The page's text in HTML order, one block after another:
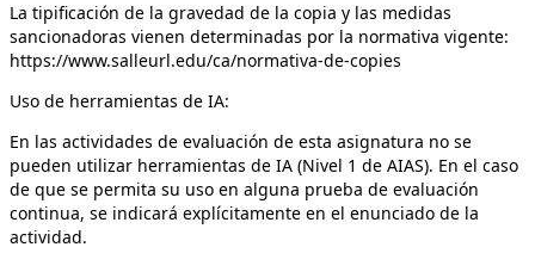
La tipificación de la gravedad de la copia y las medidas
sancionadoras vienen determinadas por la normativa vigente:
https://www.salleurl.edu/ca/normativa-de-copies
Uso de herramientas de IA:
En las actividades de evaluación de esta asignatura no se
pueden utilizar herramientas de IA (Nivel 1 de AIAS). En el caso
de que se permita su uso en alguna prueba de evaluación
continua, se indicará explícitamente en el enunciado de la
actividad.